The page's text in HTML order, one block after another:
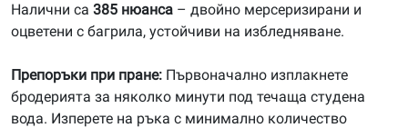
Налични са 385 нюанса – двойно мерсеризирани и
оцветени с багрила, устойчиви на избледняване.
Препоръки при пране: Първоначално изплакнете
бродерията за няколко минути под течаща студена
вода. Изперете на ръка с минимално количество